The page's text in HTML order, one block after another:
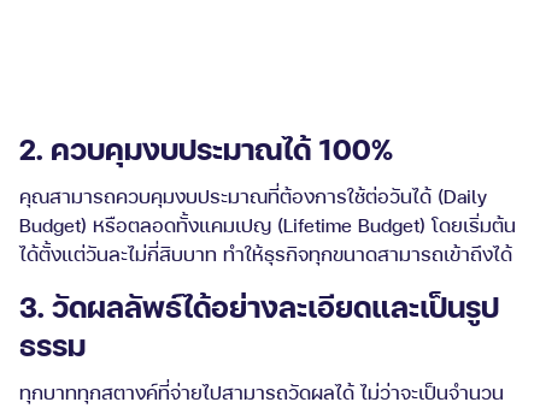
2. ควบคุมงบประมาณได้ 100%
คุณสามารถควบคุมงบประมาณที่ต้องการใช้ต่อวันได้ (Daily
Budget) หรือตลอดทั้งแคมเปญ (Lifetime Budget) โดยเริ่มต้น
ได้ตั้งแต่วันละไม่กี่สิบบาท ทำให้ธุรกิจทุกขนาดสามารถเข้าถึงได้
3. วัดผลลัพธ์ได้อย่างละเอียดและเป็นรูป
ธรรม
ทุกบาททุกสตางค์ที่จ่ายไปสามารถวัดผลได้ ไม่ว่าจะเป็นจำนวน